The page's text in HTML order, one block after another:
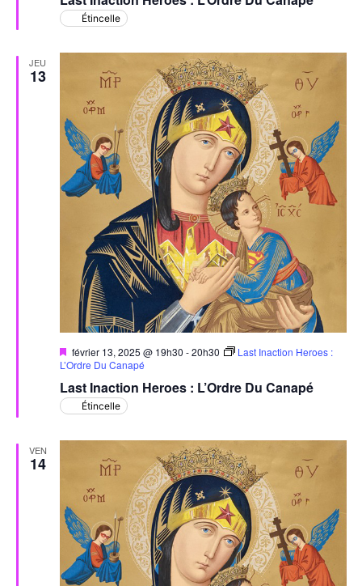
Étincelle
JEU
13
Last Inaction Heroes : L’Ordre Du Canapé
Mis
en
février 13, 2025 @ 19h30 -20h30
Last Inaction Heroes :
L’Ordre Du Canapé
Étincelle
VEN
14